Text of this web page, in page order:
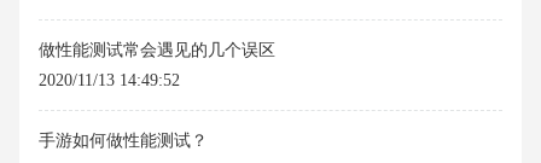
做性能测试常会遇见的几个误区
2020/11/13 14:49:52
手游如何做性能测试？